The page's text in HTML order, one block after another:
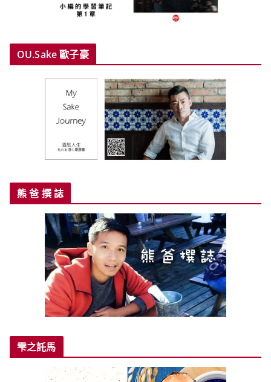
OU.Sake 歐子豪
熊 爸 撰 誌
雫之託馬